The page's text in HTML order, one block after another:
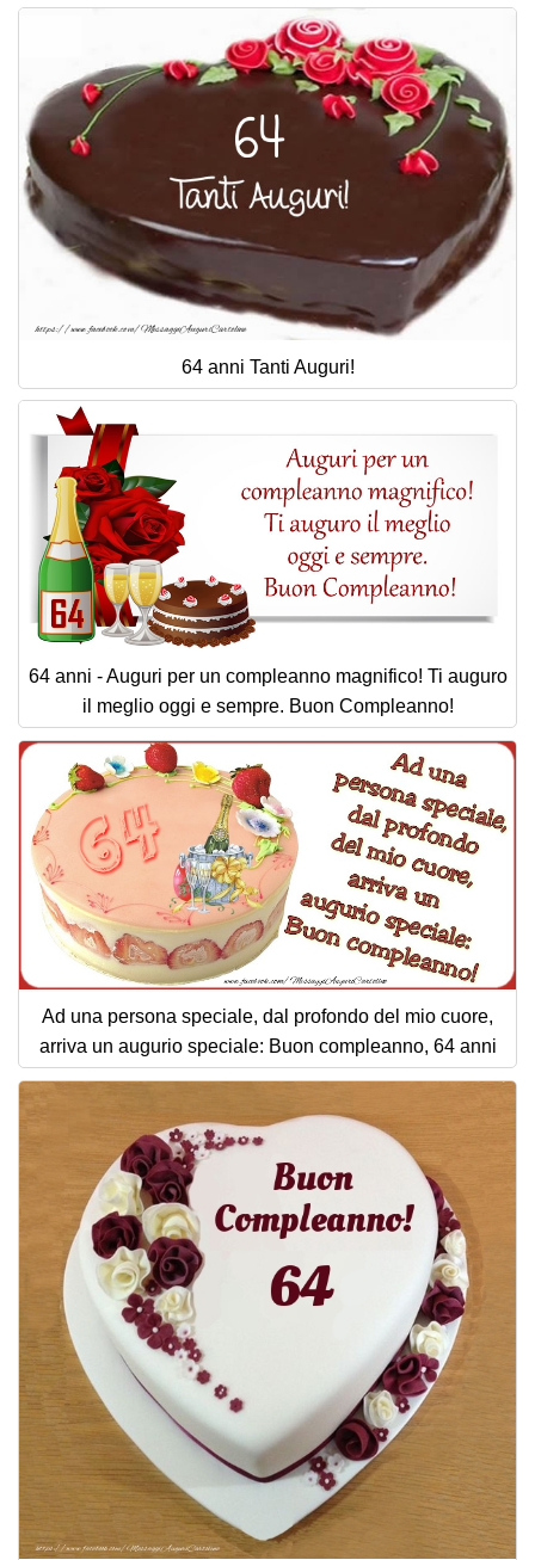
64 anni Tanti Auguri!
64 anni - Auguri per un compleanno magnifico! Ti auguro
il meglio oggi e sempre. Buon Compleanno!
Ad una persona speciale, dal profondo del mio cuore,
arriva un augurio speciale: Buon compleanno, 64 anni